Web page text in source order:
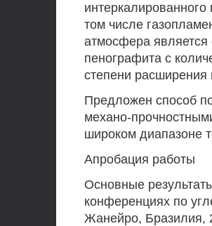
том числе
атмосфера
пенографита с
степени расширения
Предложен способ
механо-
широком диапазоне
Апробация работы
Основные
конференциях по
Жанейро, Бразилия,